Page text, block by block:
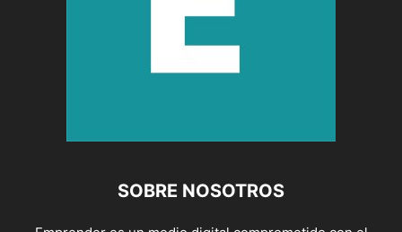
SOBRE NOSOTROS